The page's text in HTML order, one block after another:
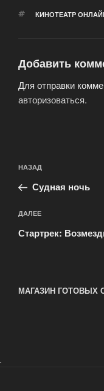
МЕТКИ
КИНОТЕАТР
Добавить
Для отправки
авторизоваться.
по
записям
Предыдущая
запись:
НАЗАД
Судная ночь
Следующая
запись
ДАЛЕЕ
Стартрек:
МАГАЗИН ГОТОВЫХ
.